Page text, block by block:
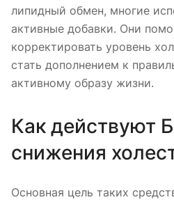
липидный обмен, многие
активные добавки. Они
корректировать уровень
стать дополнением к
активному образу жизни.
Как действуют
снижения
Основная цель таких